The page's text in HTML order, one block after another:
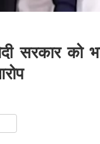
सरकार को